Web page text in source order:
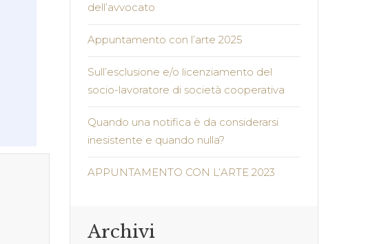
dell’avvocato
Appuntamento con l’arte 2025
Sull’esclusione e/o licenziamento del
socio-lavoratore di società cooperativa
Quando una notifica è da considerarsi
inesistente e quando nulla?
APPUNTAMENTO CON L’ARTE 2023
Archivi